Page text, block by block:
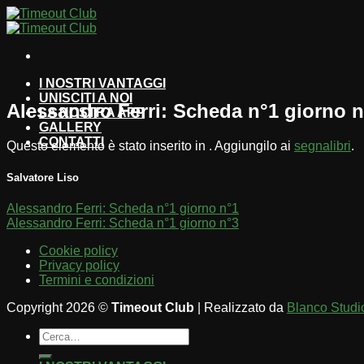
Salta
ai
I NOSTRI VANTAGGI
UNISCITI A NOI
LA NOSTRA APP
GALLERY
CONTATTI
Alessandro Ferri: Scheda n°1 giorno
Questo elemento è stato inserito in . Aggiungilo ai segnalibri.
Salvatore Liso
Alessandro Ferri: Scheda n°1 giorno n°1
Alessandro Ferri: Scheda n°1 giorno n°3
Cookie policy
Privacy policy
Termini e condizioni
Copyright 2026 © Timeout Club | Realizzato da Blanco